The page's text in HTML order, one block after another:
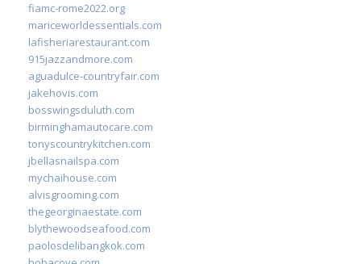
fiamc-rome2022.org
mariceworldessentials.com
lafisheriarestaurant.com
915jazzandmore.com
aguadulce-countryfair.com
jakehovis.com
bosswingsduluth.com
birminghamautocare.com
tonyscountrykitchen.com
jbellasnailspa.com
mychaihouse.com
alvisgrooming.com
thegeorginaestate.com
blythewoodseafood.com
paolosdelibangkok.com